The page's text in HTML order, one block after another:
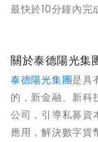
最快於10分鐘內完
關於泰德陽光集
泰德陽光集團是具
的，新金融、新科
公司，引導私募資
應用，解決數字貨